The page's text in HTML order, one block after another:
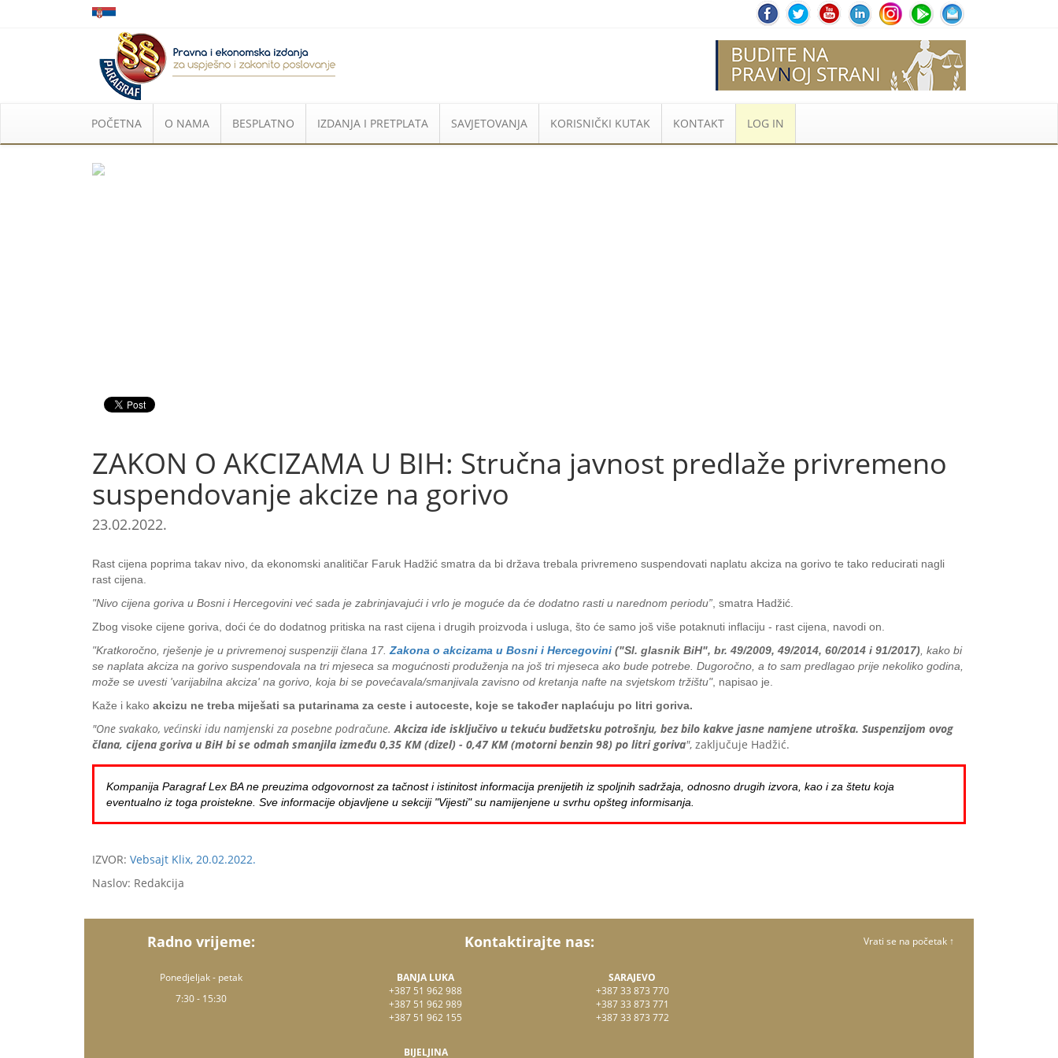
POČETNA O NAMA BESPLATNO IZDANJA I PRETPLATA SAVJETOVANJA KORISNIČKI KUTAK KONTAKT LOG IN
ZAKON O AKCIZAMA U BIH: Stručna javnost predlaže privremeno
suspendovanje akcize na gorivo
23.02.2022.
Rast cijena poprima takav nivo, da ekonomski analitičar Faruk Hadžić smatra da bi država trebala privremeno suspendovati naplatu akciza na gorivo te tako reducirati nagli
rast cijena.
"Nivo cijena goriva u Bosni i Hercegovini već sada je zabrinjavajući i vrlo je moguće da će dodatno rasti u narednom periodu” , smatra Hadžić.
Zbog visoke cijene goriva, doći će do dodatnog pritiska na rast cijena i drugih proizvoda i usluga, što će samo još više potaknuti inflaciju - rast cijena, navodi on.
"Kratkoročno, rješenje je u privremenoj suspenziji člana 17. Zakona o akcizama u Bosni i Hercegovini ("Sl. glasnik BiH", br. 49/2009, 49/2014, 60/2014 i 91/2017) , kako bi
se naplata akciza na gorivo suspendovala na tri mjeseca sa mogućnosti produženja na još tri mjeseca ako bude potrebe. Dugoročno, a to sam predlagao prije nekoliko godina,
može se uvesti 'varijabilna akciza' na gorivo, koja bi se povećavala/smanjivala zavisno od kretanja nafte na svjetskom tržištu", napisao je.
Kaže i kako akcizu ne treba miješati sa putarinama za ceste i autoceste, koje se također naplaćuju po litri goriva.
"One svakako, većinski idu namjenski za posebne podračune.Akciza ide isključivo u tekuću budžetsku potrošnju, bez bilo kakve jasne namjene utroška. Suspenzijom ovog
člana, cijena goriva u BiH bi se odmah smanjila između 0,35 KM (dizel) - 0,47 KM (motorni benzin 98) po litri goriva", zaključuje Hadžić.
Kompanija Paragraf Lex BA ne preuzima odgovornost za tačnost i istinitost informacija prenijetih iz spoljnih sadržaja, odnosno drugih izvora, kao i za štetu koja
eventualno iz toga proistekne. Sve informacije objavljene u sekciji "Vijesti" su namijenjene u svrhu opšteg informisanja.
IZVOR: Vebsajt Klix, 20.02.2022.
Naslov: Redakcija
Radno vrijeme:
Ponedjeljak - petak
7:30 - 15:30
Kontaktirajte nas:
BANJA LUKA
+387 51 962 988
+387 51 962 989
+387 51 962 155
BIJELJINA
SARAJEVO
+387 33 873 770
+387 33 873 771
+387 33 873 772
Vrati se na početak ↑